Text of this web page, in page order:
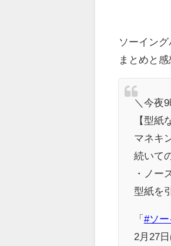
ソーイン
まとめと感
＼今夜
【型紙
マネキ
続いて
・ノー
型紙を
「 #ソ
2月27